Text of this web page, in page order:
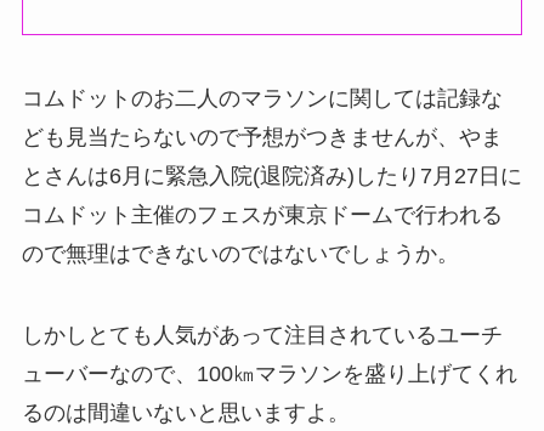
コムドットのお二人のマラソンに関しては記録な
ども見当たらないので予想がつきませんが、やま
とさんは6月に緊急入院(退院済み)したり7月27日に
コムドット主催のフェスが東京ドームで行われる
ので無理はできないのではないでしょうか。
しかしとても人気があって注目されているユーチ
ューバーなので、100㎞マラソンを盛り上げてくれ
るのは間違いないと思いますよ。